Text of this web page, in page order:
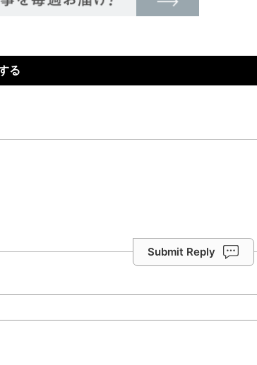
る
Submit Reply